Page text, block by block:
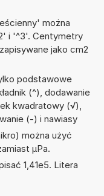
można
i '^3'. Centymetry
jako cm2
podstawowe
(^), dodawanie
kwadratowy (√),
(-) i nawiasy
można użyć
µPa.
1,41e5. Litera